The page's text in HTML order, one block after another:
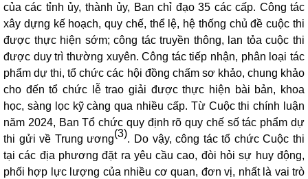
của các tỉnh ủy, thành ủy, Ban chỉ đạo 35 các cấp. Công tác
xây dựng kế hoạch, quy chế, thể lệ, hệ thống chủ đề cuộc thi
được thực hiện sớm; công tác truyền thông, lan tỏa cuộc thi
được duy trì thường xuyên. Công tác tiếp nhận, phân loại tác
phẩm dự thi, tổ chức các hội đồng chấm sơ khảo, chung khảo
cho đến tổ chức lễ trao giải được thực hiện bài bản, khoa
học, sàng lọc kỹ càng qua nhiều cấp. Từ Cuộc thi chính luận
năm 2024, Ban Tổ chức quy định rõ quy chế số tác phẩm dự
thi gửi về Trung ương(3). Do vậy, công tác tổ chức Cuộc thi
tại các địa phương đặt ra yêu cầu cao, đòi hỏi sự huy động,
phối hợp lực lượng của nhiều cơ quan, đơn vị, nhất là vai trò